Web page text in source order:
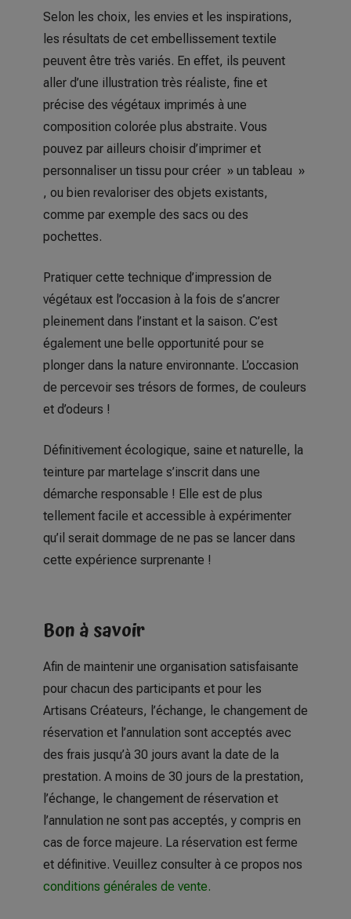
Selon les choix, les envies et les inspirations,
les résultats de cet embellissement textile
peuvent être très variés. En effet, ils peuvent
aller d’une illustration très réaliste, fine et
précise des végétaux imprimés à une
composition colorée plus abstraite. Vous
pouvez par ailleurs choisir d’imprimer et
personnaliser un tissu pour créer » un tableau »
, ou bien revaloriser des objets existants,
comme par exemple des sacs ou des
pochettes.
Pratiquer cette technique d’impression de
végétaux est l’occasion à la fois de s’ancrer
pleinement dans l’instant et la saison. C’est
également une belle opportunité pour se
plonger dans la nature environnante. L’occasion
de percevoir ses trésors de formes, de couleurs
et d’odeurs !
Définitivement écologique, saine et naturelle, la
teinture par martelage s’inscrit dans une
démarche responsable ! Elle est de plus
tellement facile et accessible à expérimenter
qu’il serait dommage de ne pas se lancer dans
cette expérience surprenante !
Bon à savoir
Afin de maintenir une organisation satisfaisante
pour chacun des participants et pour les
Artisans Créateurs, l’échange, le changement de
réservation et l’annulation sont acceptés avec
des frais jusqu’à 30 jours avant la date de la
prestation. A moins de 30 jours de la prestation,
l’échange, le changement de réservation et
l’annulation ne sont pas acceptés, y compris en
cas de force majeure. La réservation est ferme
et définitive. Veuillez consulter à ce propos nos
conditions générales de vente.